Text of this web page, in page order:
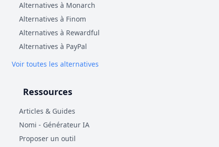
Alternatives à Monarch
Alternatives à Finom
Alternatives à Rewardful
Alternatives à PayPal
Voir toutes les alternatives
Ressources
Articles & Guides
Nomi - Générateur IA
Proposer un outil